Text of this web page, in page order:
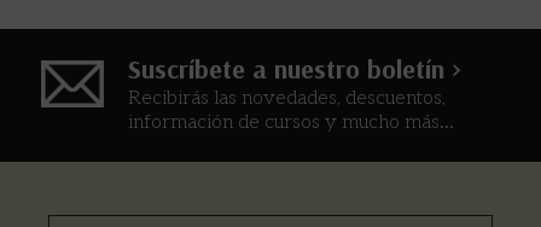
Suscríbete a nuestro boletín >
Recibirás las novedades, descuentos,
información de cursos y mucho más...